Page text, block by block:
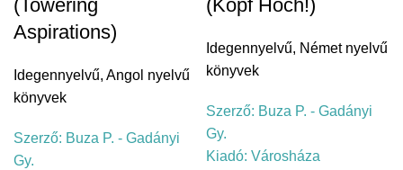
(Towering
Aspirations)
Idegennyelvű, Angol nyelvű
könyvek
Szerző: Buza P. - Gadányi
Gy.
(Kopf Hoch!)
Idegennyelvű, Német nyelvű
könyvek
Szerző: Buza P. - Gadányi
Gy.
Kiadó: Városháza